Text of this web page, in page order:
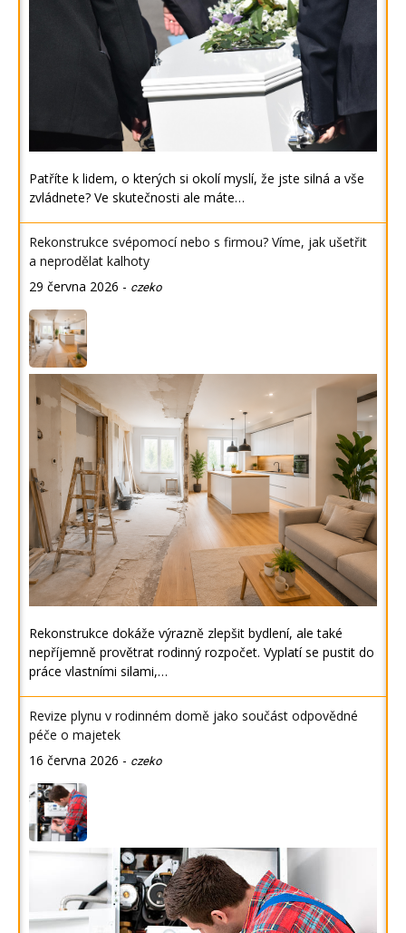
Patříte k lidem, o kterých si okolí myslí, že jste silná a vše
zvládnete? Ve skutečnosti ale máte…
Rekonstrukce svépomocí nebo s firmou? Víme, jak ušetřit
a neprodělat kalhoty
29 června 2026 - czeko
Rekonstrukce dokáže výrazně zlepšit bydlení, ale také
nepříjemně provětrat rodinný rozpočet. Vyplatí se pustit do
práce vlastními silami,…
Revize plynu v rodinném domě jako součást odpovědné
péče o majetek
16 června 2026 - czeko